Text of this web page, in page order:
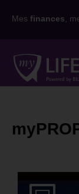
Mes finances ,